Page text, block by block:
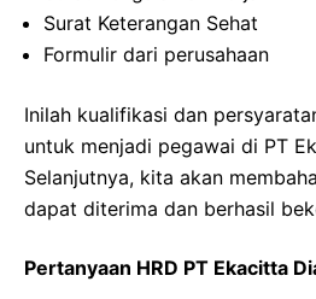
Surat Keterangan Sehat
Formulir dari perusahaan
Inilah kualifikasi dan
untuk menjadi pegawai di PT
Selanjutnya, kita akan
dapat diterima dan berhasil
Pertanyaan HRD PT Ekacitta